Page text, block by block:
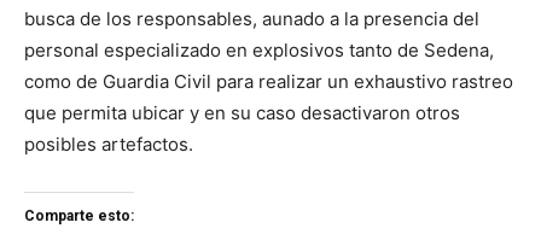
busca de los responsables, aunado a la presencia del
personal especializado en explosivos tanto de Sedena,
como de Guardia Civil para realizar un exhaustivo rastreo
que permita ubicar y en su caso desactivaron otros
posibles artefactos.
Comparte esto: